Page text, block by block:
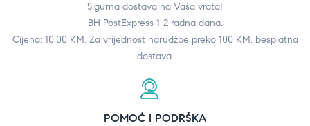
Sigurna dostava na Vaša vrata!
BH PostExpress 1-2 radna dana.
Cijena: 10.00 KM. Za vrijednost narudžbe preko 100 KM, besplatna
dostava.
POMOĆ I PODRŠKA